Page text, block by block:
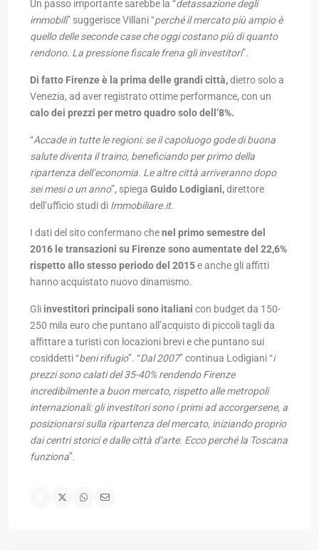
Un passo importante sarebbe la “detassazione degli
immobili” suggerisce Villani “perché il mercato più ampio è
quello delle seconde case che oggi costano più di quanto
rendono. La pressione fiscale frena gli investitori”.
Di fatto Firenze è la prima delle grandi città,dietro solo a
Venezia, ad aver registrato ottime performance, con un
calo dei prezzi per metro quadro solo dell’8%.
“Accade in tutte le regioni: se il capoluogo gode di buona
salute diventa il traino, beneficiando per primo della
ripartenza dell’economia. Le altre città arriveranno dopo
sei mesi o un anno”, spiega Guido Lodigiani,direttore
dell’ufficio studi di Immobiliare.it.
I dati del sito confermano chenel primo semestre del
2016 le transazioni su Firenze sono aumentate del 22,6%
rispetto allo stesso periodo del 2015e anche gli affitti
hanno acquistato nuovo dinamismo.
Gli investitori principali sono italiani con budget da 150-
250 mila euro che puntano all’acquisto di piccoli tagli da
affittare a turisti con locazioni brevi e che puntano sui
cosiddetti “beni rifugio”. “Dal 2007” continua Lodigiani “i
prezzi sono calati del 35-40% rendendo Firenze
incredibilmente a buon mercato, rispetto alle metropoli
internazionali: gli investitori sono i primi ad accorgersene, a
posizionarsi sulla ripartenza del mercato, iniziando proprio
dai centri storici e dalle città d’arte. Ecco perché la Toscana
funziona”.